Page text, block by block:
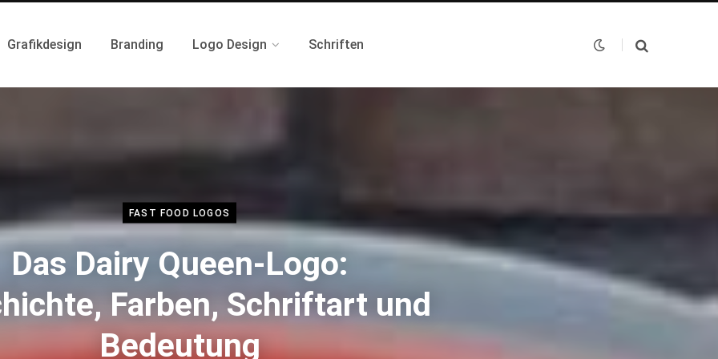
Grafikdesign Branding Logo Design Schriften
FAST FOOD LOGOS
Das Dairy Queen-Logo:
Farben, Schriftart und
Bedeutung